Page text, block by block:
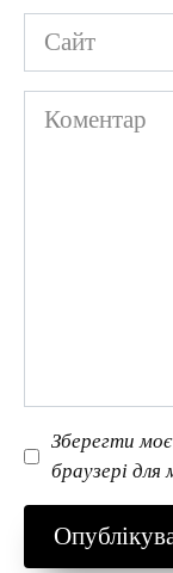
Сайт
Коментар
Зберегти
браузері для